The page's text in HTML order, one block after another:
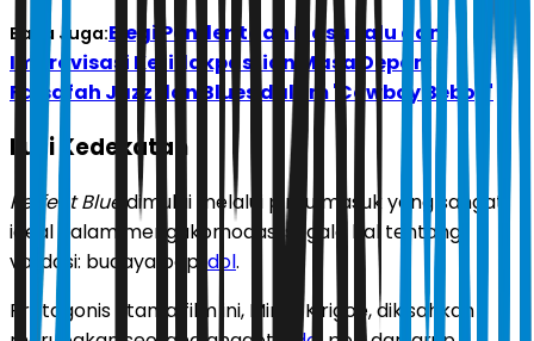
Baca Juga:Elegi Penderitaan Masa Lalu dan
Improvisasi Ketidakpastian Masa Depan:
Falsafah Jazz dan Blues dalam 'Cowboy Bebop'
Ilusi Kedekatan
Perfect Blue dimulai melalui pintu masuk yang sangat
ideal dalam mengakomodasi segala hal tentang
validasi: budaya pop idol.
Protagonis utama film ini, Mima Kirigoe, dikisahkan